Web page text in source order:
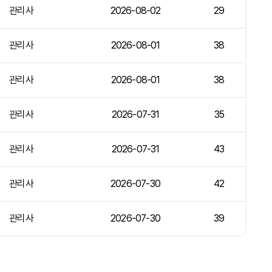
관리사 2026-08-02 29
관리사 2026-08-01 38
관리사 2026-08-01 38
관리사 2026-07-31 35
관리사 2026-07-31 43
관리사 2026-07-30 42
관리사 2026-07-30 39